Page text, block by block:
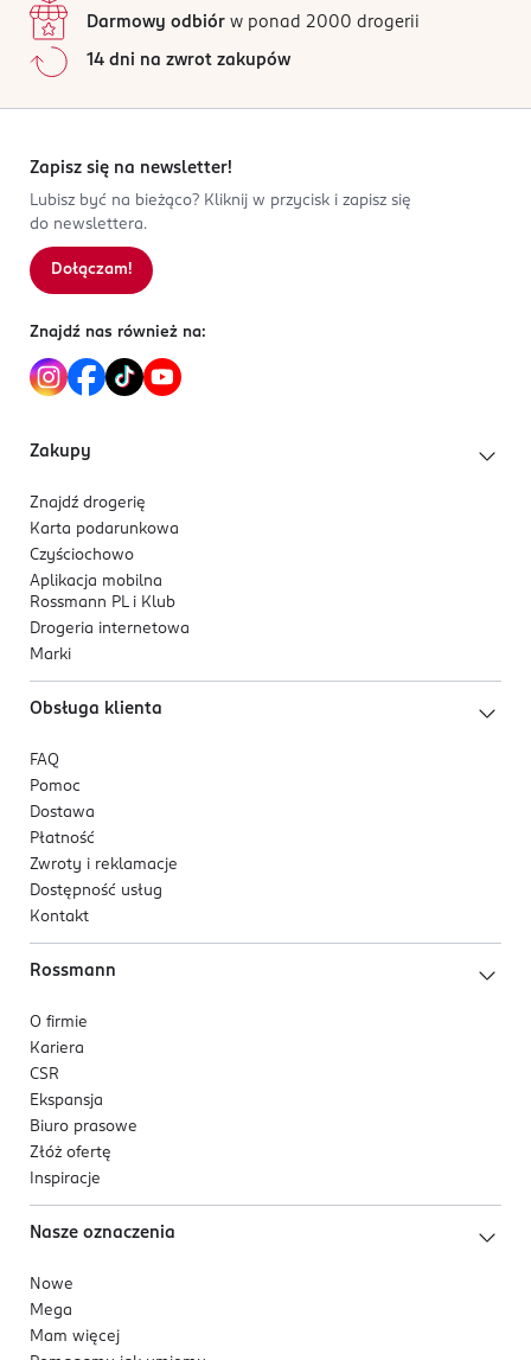
Darmowy odbiór w ponad 2000 drogerii
14 dni na zwrot zakupów
Zapisz się na newsletter!
Lubisz być na bieżąco? Kliknij w przycisk i zapisz się
do newslettera.
Dołączam!
Znajdź nas również na:
Zakupy
Znajdź drogerię
Karta podarunkowa
Czyściochowo
Aplikacja mobilna
Rossmann PL i Klub
Drogeria internetowa
Marki
Obsługa klienta
FAQ
Pomoc
Dostawa
Płatność
Zwroty i reklamacje
Dostępność usług
Kontakt
Rossmann
O firmie
Kariera
CSR
Ekspansja
Biuro prasowe
Złóż ofertę
Inspiracje
Nasze oznaczenia
Nowe
Mega
Mam więcej